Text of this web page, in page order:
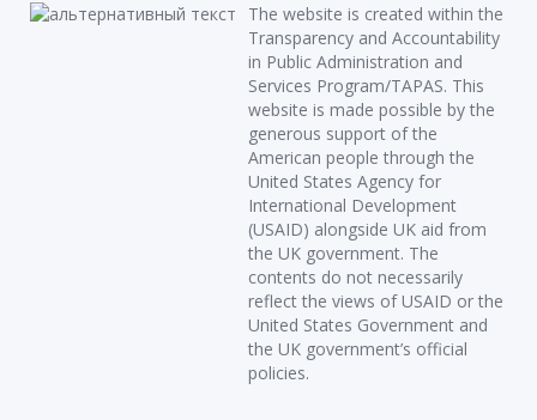
The website is created within the
Transparency and Accountability
in Public Administration and
Services Program/TAPAS. This
website is made possible by the
generous support of the
American people through the
United States Agency for
International Development
(USAID) alongside UK aid from
the UK government. The
contents do not necessarily
reflect the views of USAID or the
United States Government and
the UK government’s official
policies.